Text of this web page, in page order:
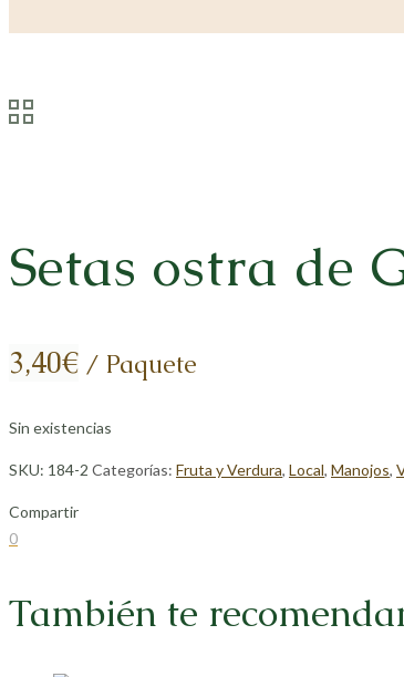
Setas ostra de
3,40€ / Paquete
Sin existencias
SKU: 184-2 Categorías: Fruta y Verdura, Local, Manojos,
Compartir
Compartir
Compartir
Compartir
Compartir
0
También te